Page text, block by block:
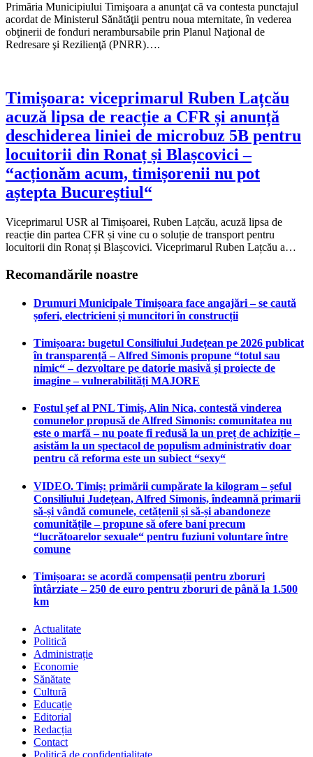
Primăria Municipiului Timişoara a anunţat că va contesta punctajul
acordat de Ministerul Sănătăţii pentru noua mternitate, în vederea
obţinerii de fonduri nerambursabile prin Planul Naţional de
Redresare şi Rezilienţă (PNRR)….
Timișoara: viceprimarul Ruben Lațcău
acuză lipsa de reacție a CFR și anunță
deschiderea liniei de microbuz 5B pentru
locuitorii din Ronaț și Blașcovici –
“acționăm acum, timișorenii nu pot
aștepta Bucureștiul“
Viceprimarul USR al Timișoarei, Ruben Lațcău, acuză lipsa de
reacție din partea CFR și vine cu o soluție de transport pentru
locuitorii din Ronaț și Blașcovici. Viceprimarul Ruben Lațcău a…
Recomandările noastre
Drumuri Municipale Timișoara face angajări – se caută
șoferi, electricieni și muncitori în construcții
Timișoara: bugetul Consiliului Județean pe 2026 publicat
în transparență – Alfred Simonis propune “totul sau
nimic“ – dezvoltare pe datorie masivă și proiecte de
imagine – vulnerabilități MAJORE
Fostul șef al PNL Timiș, Alin Nica, contestă vinderea
comunelor propusă de Alfred Simonis: comunitatea nu
este o marfă – nu poate fi redusă la un preț de achiziție –
asistăm la un spectacol de populism administrativ doar
pentru că reforma este un subiect “sexy“
VIDEO. Timiș: primării cumpărate la kilogram – șeful
Consiliului Județean, Alfred Simonis, îndeamnă primarii
să-și vândă comunele, cetățenii și să-și abandoneze
comunitățile – propune să ofere bani precum
“lucrătoarelor sexuale“ pentru fuziuni voluntare între
comune
Timișoara: se acordă compensații pentru zboruri
întârziate – 250 de euro pentru zboruri de până la 1.500
km
Actualitate
Politică
Administrație
Economie
Sănătate
Cultură
Educație
Editorial
Redacția
Contact